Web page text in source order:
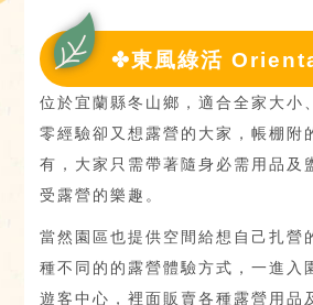
✤東風綠活
位於宜蘭縣冬山鄉，適合全家大小
零經驗卻又想露營的大家，帳棚附
有，大家只需帶著隨身必需用品及
受露營的樂趣。
當然園區也提供空間給想自己扎營
種不同的的露營體驗方式，一進入
遊客中心，裡面販賣各種露營用品